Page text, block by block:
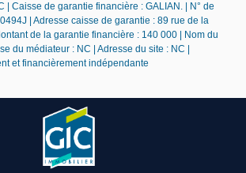
| Caisse de garantie financière : GALIAN. | N° de
| Adresse caisse de garantie : 89 rue de la
de la garantie financière : 140 000 | Nom du
du médiateur : NC | Adresse du site : NC |
et financièrement indépendante